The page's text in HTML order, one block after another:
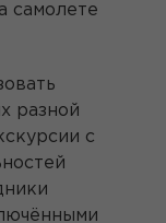
самолете
разной
с